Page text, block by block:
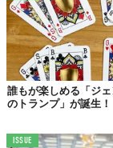
誰もが楽しめる「ジ
のトランプ」が誕生！
ISSUE